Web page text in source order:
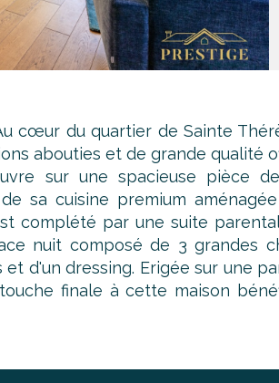
Au cœur du quartier de Sainte
abouties et de grande qualité
sur une spacieuse pièce
sa cuisine premium
complété par une suite
nuit composé de 3 grandes
d'un dressing. Erigée sur une
finale à cette maison